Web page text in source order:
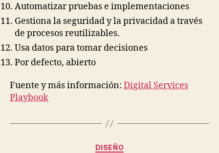
Automatizar pruebas e implementaciones
Gestiona la seguridad y la privacidad a través
de procesos reutilizables.
Usa datos para tomar decisiones
Por defecto, abierto
Fuente y más información: Digital Services
Playbook
Categorías
DISEÑO